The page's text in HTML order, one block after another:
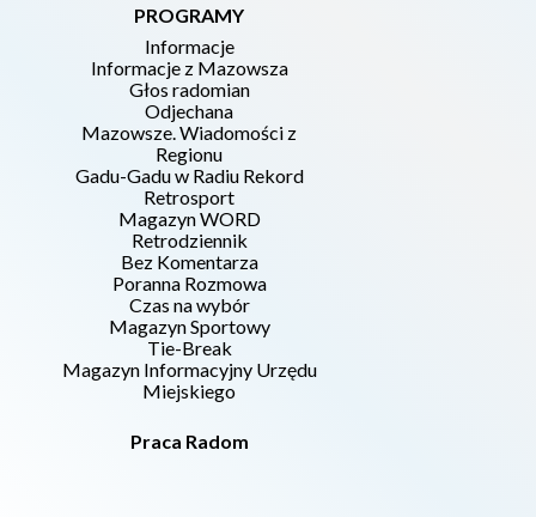
PROGRAMY
Informacje
Informacje z Mazowsza
Głos radomian
Odjechana
Mazowsze. Wiadomości z
Regionu
Gadu-Gadu w Radiu Rekord
Retrosport
Magazyn WORD
Retrodziennik
Bez Komentarza
Poranna Rozmowa
Czas na wybór
Magazyn Sportowy
Tie-Break
Magazyn Informacyjny Urzędu
Miejskiego
Praca Radom